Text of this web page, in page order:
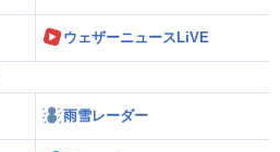
ウェザーニュースLiVE
雨雪レーダー